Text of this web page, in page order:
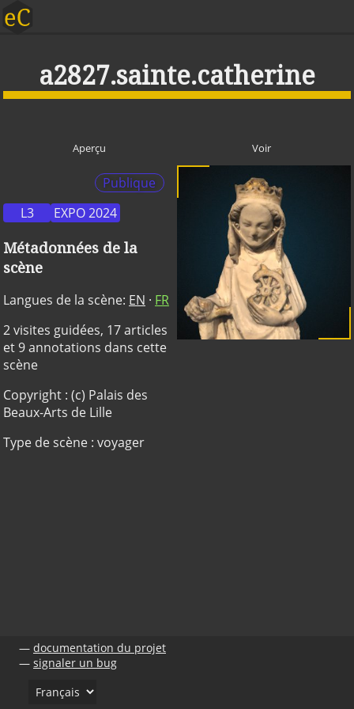
a2827.sainte.catherine
Aperçu Voir
Publique
L3
EXPO 2024
Métadonnées de la
scène
Langues de la scène: EN · FR
2 visites guidées, 17 articles
et 9 annotations dans cette
scène
Copyright : (c) Palais des
Beaux-Arts de Lille
Type de scène : voyager
documentation du projet
signaler un bug